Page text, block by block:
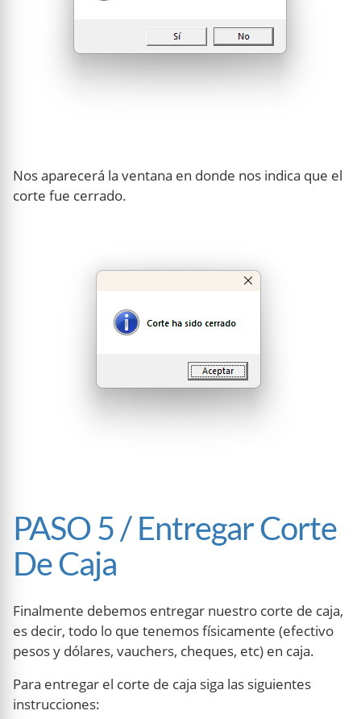
Nos aparecerá la ventana en donde nos indica que el
corte fue cerrado.
PASO 5 / Entregar Corte
De Caja
Finalmente debemos entregar nuestro corte de caja,
es decir, todo lo que tenemos físicamente (efectivo
pesos y dólares, vauchers, cheques, etc) en caja.
Para entregar el corte de caja siga las siguientes
instrucciones: